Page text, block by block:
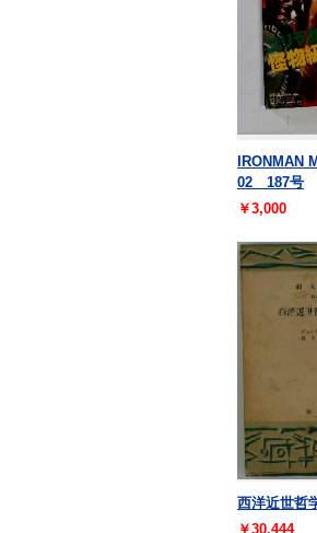
IRONMAN
02 187号
￥3,000
西洋近世哲
￥30,444